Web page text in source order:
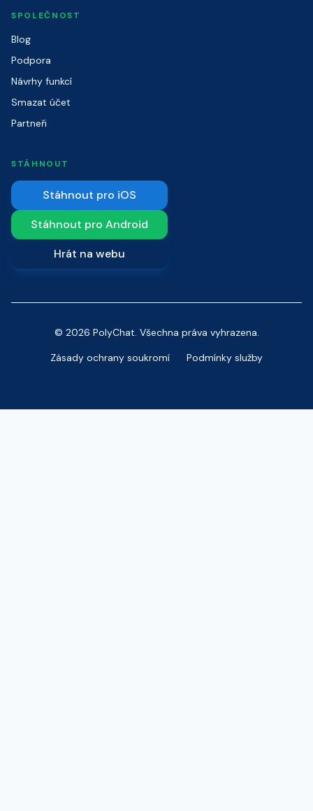
SPOLEČNOST
Blog
Podpora
Návrhy funkcí
Smazat účet
Partneři
STÁHNOUT
Stáhnout pro iOS
Stáhnout pro Android
Hrát na webu
© 2026 PolyChat. Všechna práva vyhrazena.
Zásady ochrany soukromí
Podmínky služby